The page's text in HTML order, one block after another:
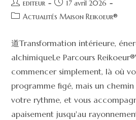
editeur
17 avril 2026
Actualités Maison Reikoeur®
道Transformation intérieure,
alchimiqueLe Parcours
commencer simplement, là où
programme figé, mais un
votre rythme, et vous
apaisement jusqu'au